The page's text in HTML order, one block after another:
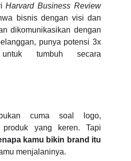
Harvard Business Review
bisnis dengan visi dan
dikomunikasikan dengan
punya potensi 3x
tumbuh secara
cuma soal logo,
produk yang keren. Tapi
kamu bikin brand itu
menjalaninya.